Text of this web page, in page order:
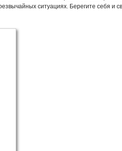
ситуациях. Берегите себя и